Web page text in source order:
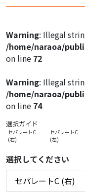
/home/naraoa/
/home/naraoa/
Warning: Illegal
/home/naraoa/
on line 72
Warning: Illegal
/home/naraoa/
on line 74
選択ガイド
セパレートC
(右)
セパレートC
(左)
選択してください